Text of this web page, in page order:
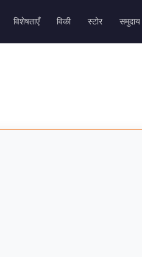
विशेषताएँ विकी स्टोर समुदाय